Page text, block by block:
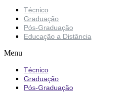
Técnico
Graduação
Pós-Graduação
Educação a Distância
Menu
Técnico
Graduação
Pós-Graduação